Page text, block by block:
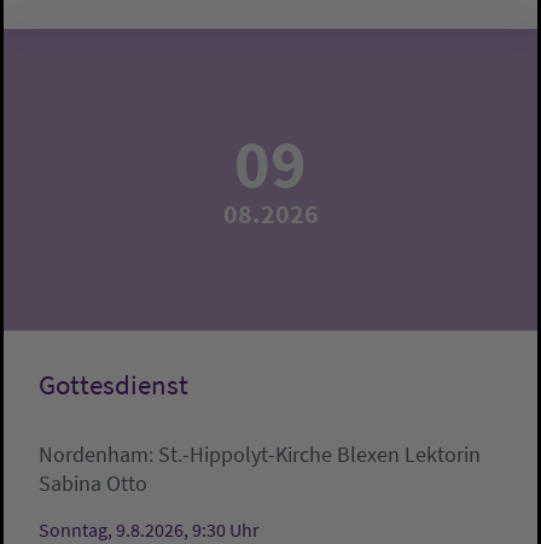
09
08.2026
Gottesdienst
Nordenham: St.-Hippolyt-Kirche Blexen Lektorin
Sabina Otto
Sonntag, 9.8.2026, 9:30 Uhr